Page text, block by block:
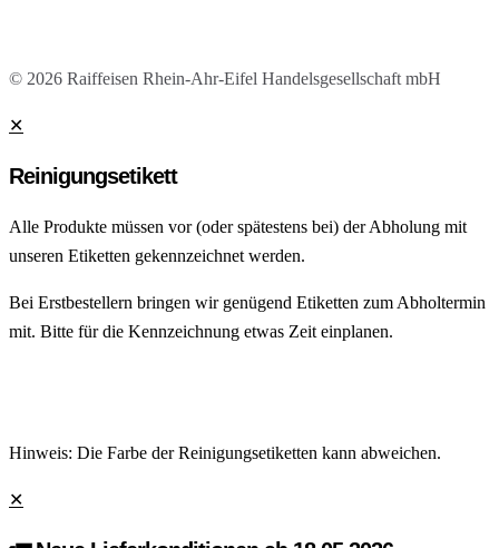
© 2026 Raiffeisen Rhein-Ahr-Eifel Handelsgesellschaft mbH
✕
Reinigungsetikett
Alle Produkte müssen vor (oder spätestens bei) der Abholung mit
unseren Etiketten gekennzeichnet werden.
Bei Erstbestellern bringen wir genügend Etiketten zum Abholtermin
mit. Bitte für die Kennzeichnung etwas Zeit einplanen.
Hinweis: Die Farbe der Reinigungsetiketten kann abweichen.
✕